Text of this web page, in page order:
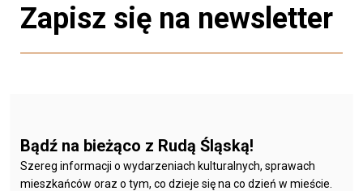
Zapisz się na newsletter
Bądź na bieżąco z Rudą Śląską!
Szereg informacji o wydarzeniach kulturalnych, sprawach
mieszkańców oraz o tym, co dzieje się na co dzień w mieście.